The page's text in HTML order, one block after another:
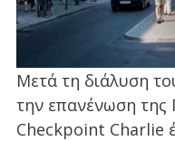
Μετά τη διάλυση
την επανένωση της
Checkpoint Charlie